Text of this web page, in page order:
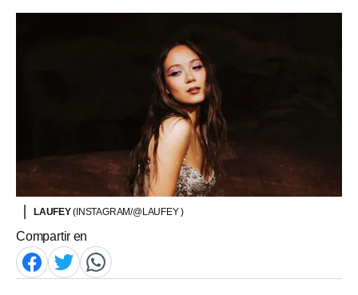
LAUFEY(INSTAGRAM/@LAUFEY )
Compartir en